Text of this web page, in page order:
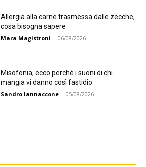
Allergia alla carne trasmessa dalle zecche,
cosa bisogna sapere
Mara Magistroni - 06/08/2026
Misofonia, ecco perché i suoni di chi
mangia vi danno così fastidio
Sandro Iannaccone - 05/08/2026